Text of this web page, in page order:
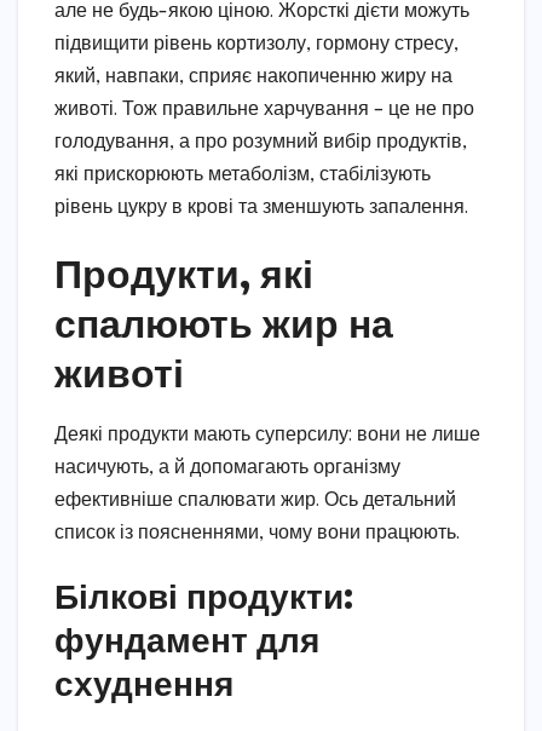
але не будь-якою ціною. Жорсткі дієти можуть
підвищити рівень кортизолу, гормону стресу,
який, навпаки, сприяє накопиченню жиру на
животі. Тож правильне харчування – це не про
голодування, а про розумний вибір продуктів,
які прискорюють метаболізм, стабілізують
рівень цукру в крові та зменшують запалення.
Продукти, які
спалюють жир на
животі
Деякі продукти мають суперсилу: вони не лише
насичують, а й допомагають організму
ефективніше спалювати жир. Ось детальний
список із поясненнями, чому вони працюють.
Білкові продукти:
фундамент для
схуднення